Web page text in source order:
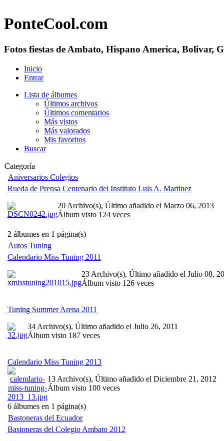
PonteCool.com
Fotos fiestas de Ambato, Hispano America, Bolivar,
Inicio
Entrar
Lista de álbumes
Últimos archivos
Últimos comentarios
Más vistos
Más valorados
Mis favoritos
Buscar
Categoría
Aniversarios Colegios
Rueda de Prensa Centenario del Instituto Luis A. Martinez
20 Archivo(s), Último añadido el Marzo 06, 2013
Álbum visto 124 veces
2 álbumes en 1 página(s)
Autos Tuning
Calendario Miss Tuning 2011
23 Archivo(s), Último añadido el Julio 08,
Álbum visto 126 veces
Tuning Summer Arena 2011
34 Archivo(s), Último añadido el Julio 26, 2011
Álbum visto 187 veces
Calendario Miss Tuning 2013
13 Archivo(s), Último añadido el Diciembre 21, 2012
Álbum visto 100 veces
6 álbumes en 1 página(s)
Bastoneras del Ecuador
Bastoneras del Colegio Ambato 2012